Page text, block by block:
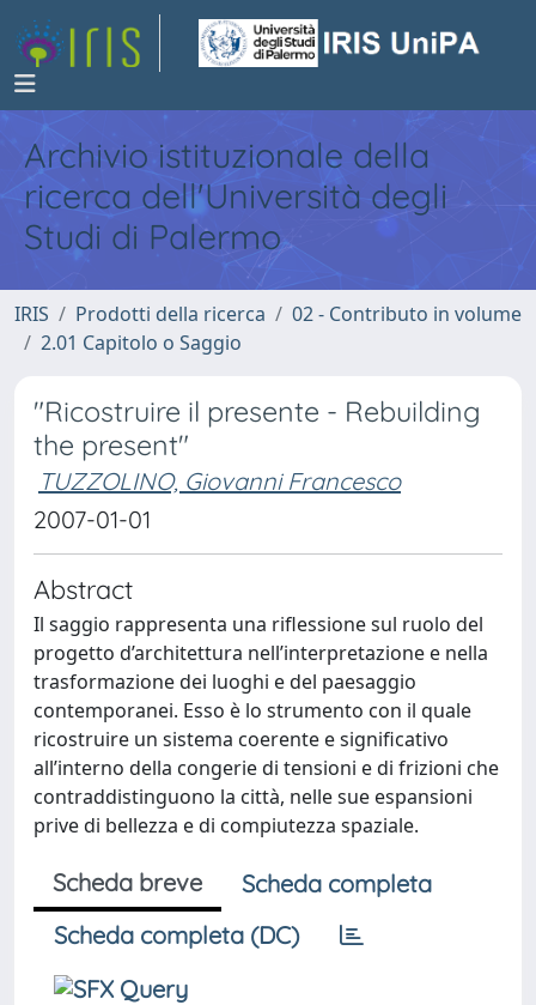
Archivio istituzionale della
ricerca dell'Università degli
Studi di Palermo
IRIS Prodotti della ricerca
02 - Contributo in volume
2.01 Capitolo o Saggio
"Ricostruire il presente - Rebuilding
the present"
TUZZOLINO, Giovanni Francesco
2007-01-01
Abstract
Il saggio rappresenta una riflessione sul ruolo del
progetto d’architettura nell’interpretazione e nella
trasformazione dei luoghi e del paesaggio
contemporanei. Esso è lo strumento con il quale
ricostruire un sistema coerente e significativo
all’interno della congerie di tensioni e di frizioni che
contraddistinguono la città, nelle sue espansioni
prive di bellezza e di compiutezza spaziale.
Scheda breve
Scheda completa
Scheda completa (DC)